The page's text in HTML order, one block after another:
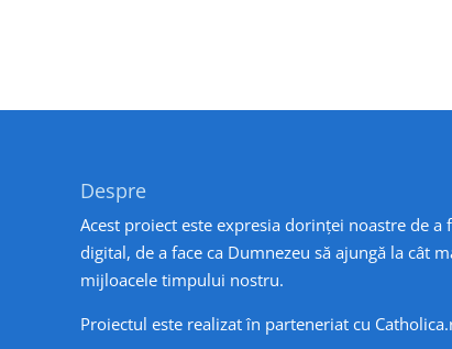
Despre
Acest proiect este expresia dorinței noastre de
digital, de a face ca Dumnezeu să ajungă la cât
mijloacele timpului nostru.
Proiectul este realizat în parteneriat cu